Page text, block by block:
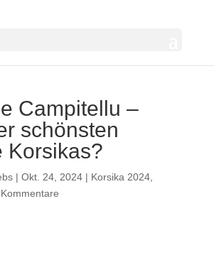
Campitellu –
schönsten
Korsikas?
| Okt. 24, 2024| Korsika 2024,